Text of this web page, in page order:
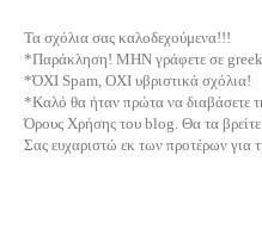
Τα σχόλια σας καλοδεχούμενα!!!
*Παράκληση! ΜΗΝ γράφετε σε
*ΌΧΙ Spam, ΟΧΙ υβριστικά σχόλια!
*Καλό θα ήταν πρώτα να διαβάσετε
Όρους Χρήσης του blog. Θα τα
Σας ευχαριστώ εκ των προτέρων για